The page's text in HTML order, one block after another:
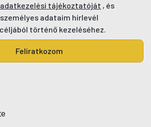
adatkezelési tájékoztatóját , és
adataim hírlevél
történő kezeléséhez.
Feliratkozom